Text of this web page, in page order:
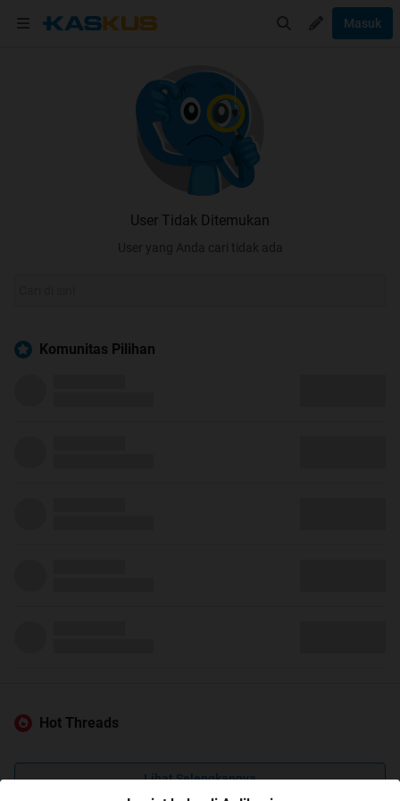
Masuk
User Tidak Ditemukan
User yang Anda cari tidak ada
Komunitas Pilihan
Hot Threads
Lihat Selengkapnya